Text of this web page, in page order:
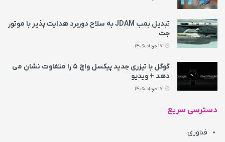
تبدیل بمب JDAM به سلاح دوربرد هدایت پذیر با موتور
جت
گوگل با تیزری جدید پیکسل واچ ۵ را متفاوت نشان می‌
دهد + ویدیو
دسترسی سریع
فناوری